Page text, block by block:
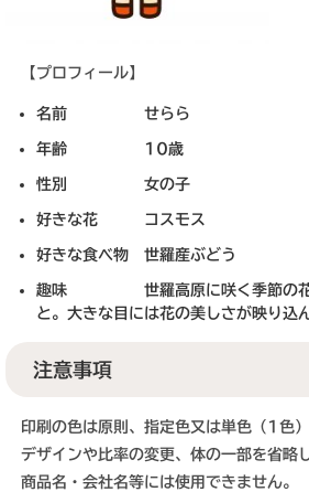
【プロフィール】
名前 せらら
年齢 10歳
性別 女の子
好きな花 コスモス
好きな食べ物 世羅産ぶどう
趣味 世羅高原に咲く季節の花々
と。大きな目には花の美しさが映り込
注意事項
印刷の色は原則、指定色又は単色（1色）
デザインや比率の変更、体の一部を省略
商品名・会社名等には使用できません。